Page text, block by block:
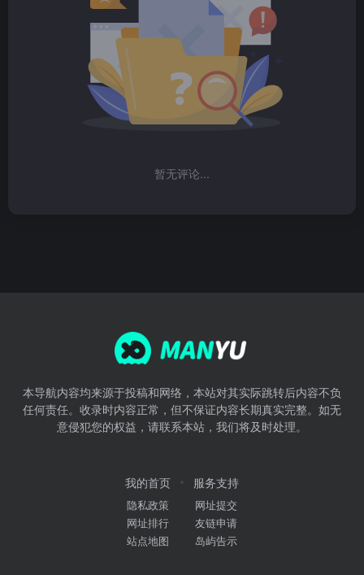
暂无评论...
本导航内容均来源于投稿和网络，本站对其实际跳转后内容不负
任何责任。收录时内容正常，但不保证内容长期真实完整。如无
意侵犯您的权益，请联系本站，我们将及时处理。
我的首页
隐私政策
网址排行
站点地图
服务支持
网址提交
友链申请
岛屿告示